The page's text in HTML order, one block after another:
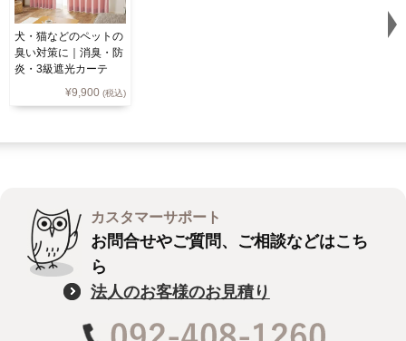
犬・猫などのペットの
臭い対策に｜消臭・防
炎・3級遮光カーテ
ン U9284（D-1196)
¥9,900 (税込)
カスタマーサポート
お問合せやご質問、ご相談などはこち
ら
法人のお客様のお見積り